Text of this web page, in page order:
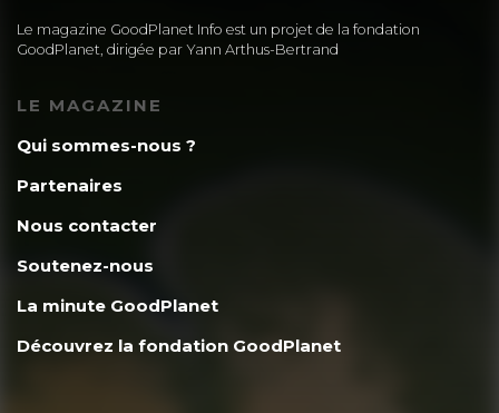
Le magazine GoodPlanet Info est un projet de la fondation
GoodPlanet, dirigée par Yann Arthus-Bertrand
LE MAGAZINE
Qui sommes-nous ?
Partenaires
Nous contacter
Soutenez-nous
La minute GoodPlanet
Découvrez la fondation GoodPlanet